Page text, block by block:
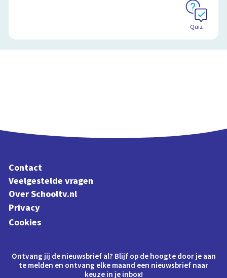
Quiz
Contact
Veelgestelde vragen
Over Schooltv.nl
Privacy
Cookies
Ontvang jij de nieuwsbrief al? Blijf op de hoogte door je aan
te melden en ontvang elke maand een nieuwsbrief naar
keuze in je inbox!